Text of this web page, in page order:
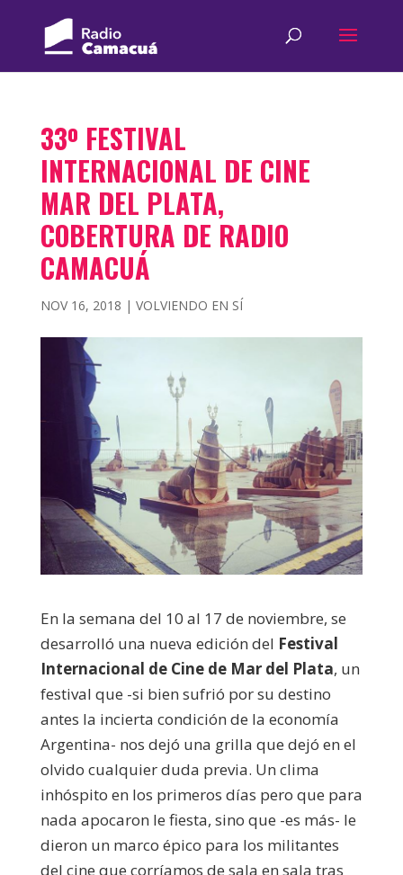
33º FESTIVAL
INTERNACIONAL DE CINE
MAR DEL PLATA,
COBERTURA DE RADIO
CAMACUÁ
NOV 16, 2018 | VOLVIENDO EN SÍ
En la semana del 10 al 17 de noviembre, se
desarrolló una nueva edición del Festival
Internacional de Cine de Mar del Plata, un
festival que -si bien sufrió por su destino
antes la incierta condición de la economía
Argentina- nos dejó una grilla que dejó en el
olvido cualquier duda previa. Un clima
inhóspito en los primeros días pero que para
nada apocaron le fiesta, sino que -es más- le
dieron un marco épico para los militantes
del cine que corríamos de sala en sala tras